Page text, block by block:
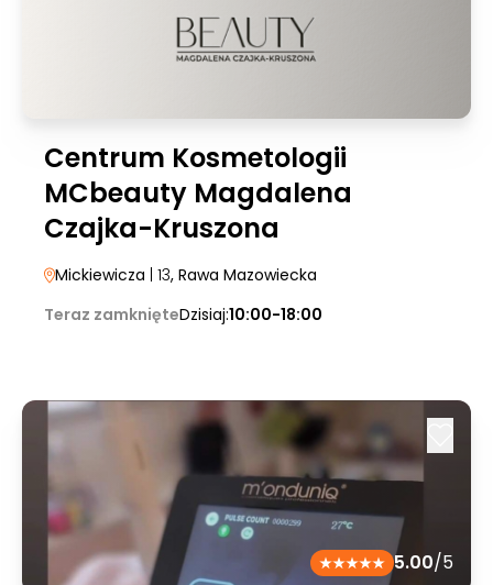
Centrum Kosmetologii
MCbeauty Magdalena
Czajka-Kruszona
Mickiewicza | 13, Rawa Mazowiecka
Teraz zamknięteDzisiaj:10:00-18:00
5.00/5